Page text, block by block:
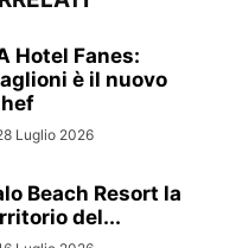
Hotel Fanes:
è il nuovo
Luglio 2026
Beach Resort la
del...